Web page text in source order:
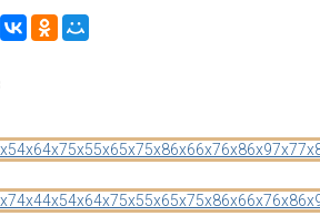
4x64x75x55x65x75x86x66x76x86x97x7
4x44x54x64x75x55x65x75x86x66x76x8